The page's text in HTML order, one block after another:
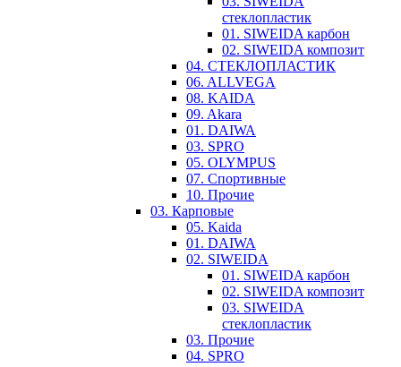
стеклопластик
01. SIWEIDA карбон
02. SIWEIDA композит
04. СТЕКЛОПЛАСТИК
06. ALLVEGA
08. KAIDA
09. Akara
01. DAIWA
03. SPRO
05. OLYMPUS
07. Спортивные
10. Прочие
03. Карповые
05. Kaida
01. DAIWA
02. SIWEIDA
01. SIWEIDA карбон
02. SIWEIDA композит
03. SIWEIDA
стеклопластик
03. Прочие
04. SPRO